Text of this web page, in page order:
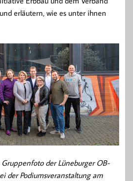
erläutern, wie es unter ihnen
der Lüneburger OB-
der Podiumsveranstaltung am